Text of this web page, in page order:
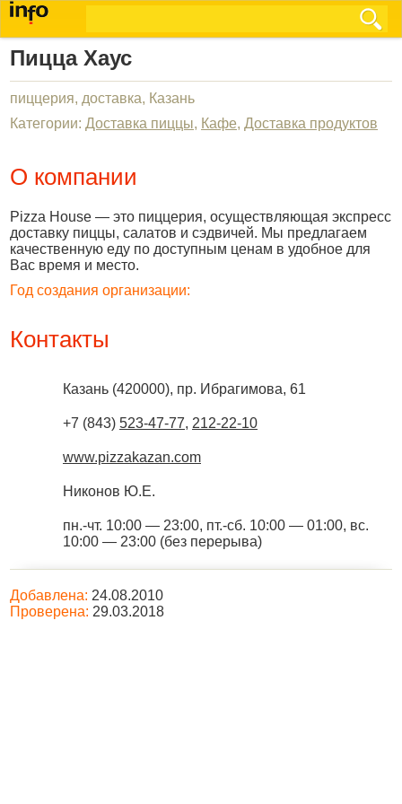
Пицца Хаус
пиццерия, доставка, Казань
Категории: Доставка пиццы, Кафе, Доставка продуктов
О компании
Pizza House — это пиццерия, осуществляющая экспресс
доставку пиццы, салатов и сэдвичей. Мы предлагаем
качественную еду по доступным ценам в удобное для
Вас время и место.
Год создания организации:
Контакты
Казань (420000), пр. Ибрагимова, 61
+7 (843) 523-47-77, 212-22-10
www.pizzakazan.com
Никонов Ю.Е.
пн.-чт. 10:00 — 23:00, пт.-сб. 10:00 — 01:00, вс.
10:00 — 23:00 (без перерыва)
Добавлена: 24.08.2010
Проверена: 29.03.2018